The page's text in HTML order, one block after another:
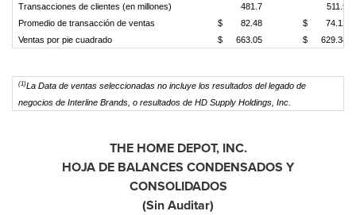
Transacciones de clientes (en millones)
481.7
511.5
Promedio de transacción de ventas
$ 82.48 $
74.12
Ventas por pie cuadrado
$ 663.05 $ 629.38
(1)La Data de ventas seleccionadas no incluye los resultados del legado de
negocios de Interline Brands, o resultados de HD Supply Holdings, Inc.
THE HOME DEPOT, INC.
HOJA DE BALANCES CONDENSADOS Y
CONSOLIDADOS
(Sin Auditar)